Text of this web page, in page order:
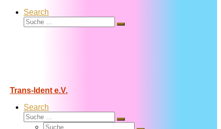
Search
Suche
Suche
Trans-Ident e.V.
Search
Suche
Suche
Suche